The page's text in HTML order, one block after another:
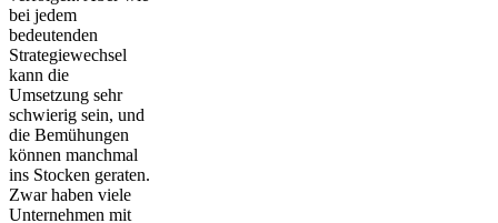
bei jedem
bedeutenden
Strategiewechsel
kann die
Umsetzung sehr
schwierig sein, und
die Bemühungen
können manchmal
ins Stocken geraten.
Zwar haben viele
Unternehmen mit